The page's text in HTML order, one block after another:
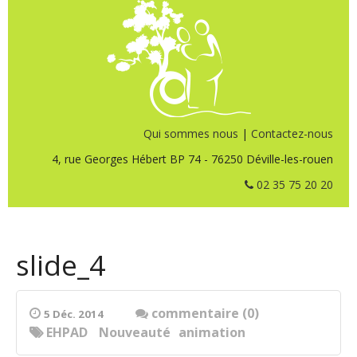
Qui sommes nous | Contactez-nous
4, rue Georges Hébert BP 74 - 76250 Déville-les-rouen
02 35 75 20 20
slide_4
5 Déc. 2014
commentaire (0)
animation
EHPAD Nouveauté